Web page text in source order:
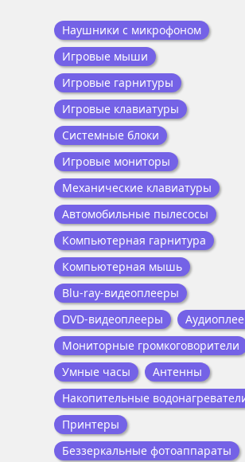
Наушники с микрофоном
Игровые мыши
Игровые гарнитуры
Игровые клавиатуры
Системные блоки
Игровые мониторы
Механические клавиатуры
Автомобильные пылесосы
Компьютерная гарнитура
Компьютерная мышь
Blu-ray-видеоплееры
DVD-видеоплееры
Мониторные громкоговорители
Умные часы
Антенны
Накопительные
Принтеры
Беззеркальные фотоаппараты